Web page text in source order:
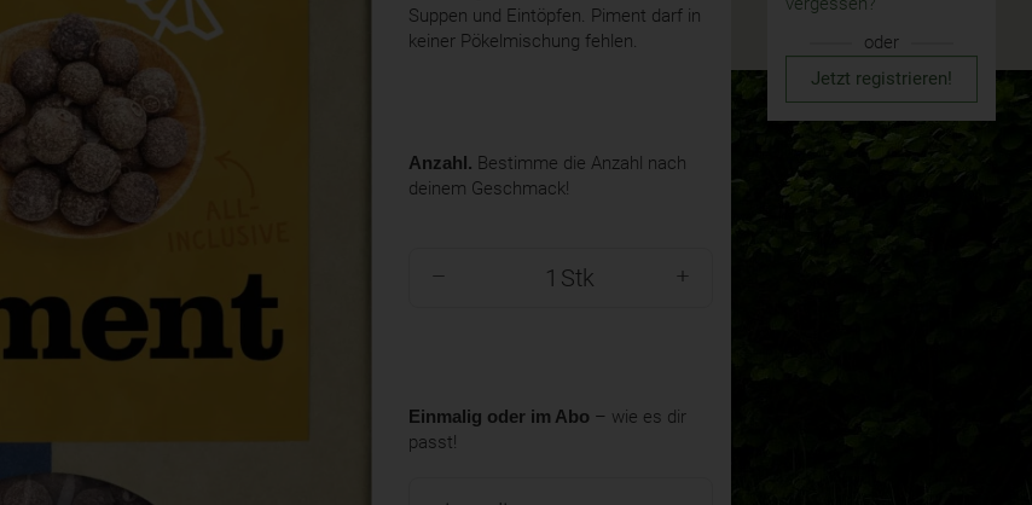
Suppen und Eintöpfen. Piment darf in
keiner Pökelmischung fehlen.
Anzahl. Bestimme die Anzahl nach
deinem Geschmack!
Stk
Einmalig oder im Abo – wie es dir
passt!
oder
Jetzt registrieren!